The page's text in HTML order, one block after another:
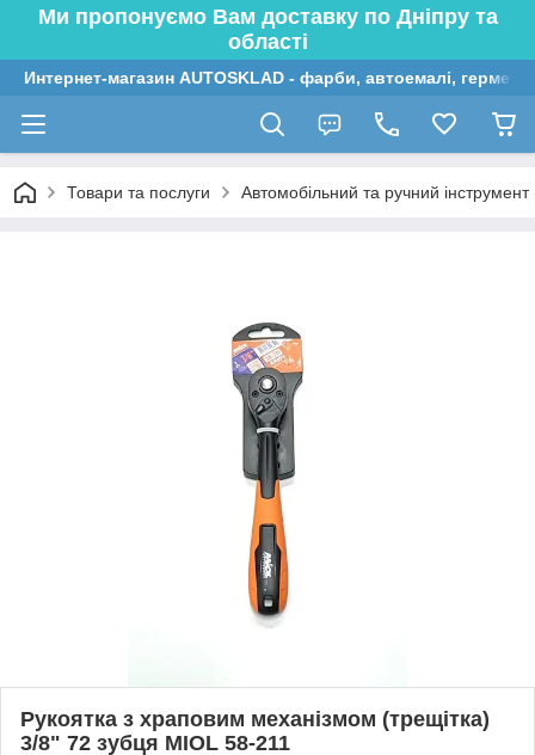
Ми пропонуємо Вам доставку по Дніпру та
області
Интернет-магазин AUTOSKLAD - фарби, автоемалі,
Товари та послуги Автомобільний та ручний
Рукоятка з храповим механізмом (трещітка)
3/8" 72 зубця MIOL 58-211